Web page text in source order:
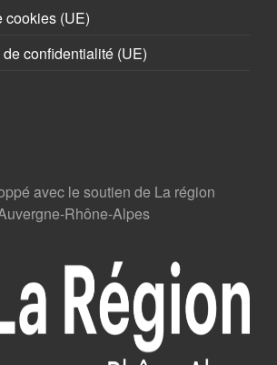
cookies (UE)
confidentialité (UE)
avec le soutien de La région
Rhône-Alpes